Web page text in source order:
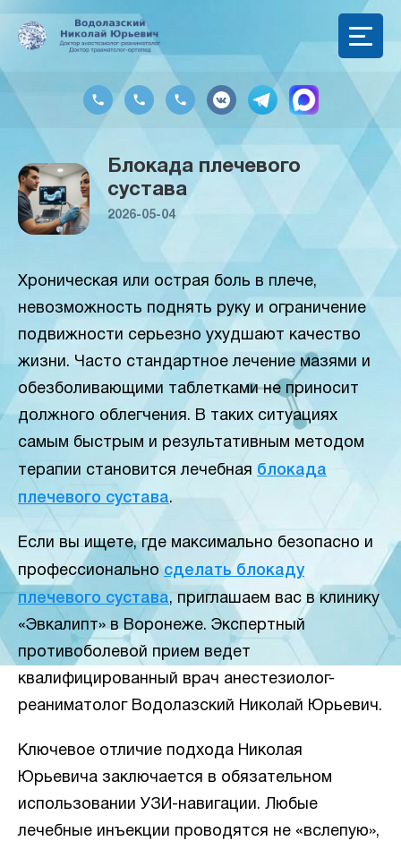
Блокада плечевого
сустава
2026-05-04
Хроническая или острая боль в плече,
невозможность поднять руку и ограничение
подвижности серьезно ухудшают качество
жизни. Часто стандартное лечение мазями и
обезболивающими таблетками не приносит
должного облегчения. В таких ситуациях
самым быстрым и результативным методом
терапии становится лечебная блокада
плечевого сустава.
Если вы ищете, где максимально безопасно и
профессиональносделать блокаду
плечевого сустава, приглашаем вас в клинику
«Эвкалипт» в Воронеже. Экспертный
противоболевой прием ведет
квалифицированный врач анестезиолог-
реаниматолог Водолазский Николай Юрьевич.
Ключевое отличие подхода Николая
Юрьевича заключается в обязательном
использовании УЗИ-навигации. Любые
лечебные инъекции проводятся не «вслепую»,